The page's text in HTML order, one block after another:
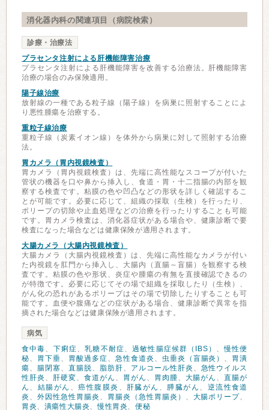
消化器内科の関連項目（病院検索）
診療・治療法
プラセンタ注射による肝機能障害治療
プラセンタ注射による肝機能障害を改善する治療法。肝機能障害
治療の場合のみ保険適用。
陽子線治療
放射線の一種である粒子線（陽子線）を病巣に照射することによ
り悪性腫瘍を治療する。
重粒子線治療
重粒子線（炭素イオン線）を体外から病巣に対して照射する治療
法。
胃カメラ（胃内視鏡検査）
胃カメラ（胃内視鏡検査）は、先端に高性能なスコープが付いた
管状の機器を口や鼻から挿入し、食道・胃・十二指腸の内部を観
察する検査です。粘膜の色や凹凸などの形状を詳しく確認するこ
とが可能です。必要に応じて、組織の採取（生検）を行ったり、
ポリープの切除や止血処理などの治療を行ったりすることも可能
です。胃カメラ検査は、消化器症状がある場合や、健康診断で要
検査になった場合などは健康保険が適用されます。
大腸カメラ（大腸内視鏡検査）
大腸カメラ（大腸内視鏡検査）は、先端に高性能なカメラが付い
た内視鏡を肛門から挿入し、大腸内（直腸～盲腸）を観察する検
査です。粘膜の色や形状、炎症や腫瘍の有無を直接確認できるの
が特徴です。必要に応じてその場で組織を採取したり（生検）、
がん化の恐れがあるポリープはその場で切除したりすることも可
能です。血便や腹痛などの症状がある場合、健康診断で異常を指
摘された場合などは健康保険が適用されます。
病気
食中毒、 下痢症、乳糖不耐症、過敏性腸症候群（IBS） 、慢性便
秘、 胃下垂、 胃酸過多症、 急性食道炎 、 虫垂炎（盲腸炎） 、 胃潰
瘍、 腸閉塞、 直腸脱、 脂肪肝、 アルコール性肝炎 、 急性ウイルス
性肝炎 、 肝硬変、 食道がん 、 胃がん 、 胃肉腫、 大腸がん 、直腸が
ん 、 結腸がん 、癌性腹膜炎 、 肝臓がん 、 膵臓がん 、 逆流性食道
炎 、 外因性急性胃腸炎 、 胃腸炎（急性胃腸炎） 、 大腸ポリープ、
胃炎、 潰瘍性大腸炎、慢性胃炎、便秘